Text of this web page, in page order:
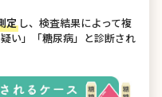
定 し、検査結果によって複
い」「糖尿病」と診断され